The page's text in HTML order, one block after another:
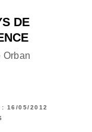
DE
Orban
: 16/05/2012